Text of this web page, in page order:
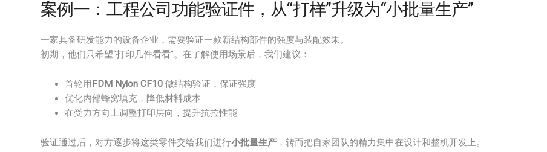
案例一：工程公司功能验证件，从“打样”升级为“小批量生产”
一家具备研发能力的设备企业，需要验证一款新结构部件的强度与装配效果。
初期，他们只希望“打印几件看看”。在了解使用场景后，我们建议：
首轮用 FDM Nylon CF10 做结构验证，保证强度
优化内部蜂窝填充，降低材料成本
在受力方向上调整打印层向，提升抗拉性能
验证通过后，对方逐步将这类零件交给我们进行小批量生产 ，转而把自家团队的精力集中在设计和整机开发上。